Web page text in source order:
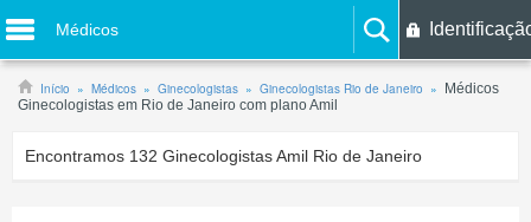
Médicos
Início Médicos Ginecologistas Ginecologistas Rio de Janeiro
Médicos
Ginecologistas em Rio de Janeiro com plano Amil
Encontramos 132 Ginecologistas Amil Rio de Janeiro